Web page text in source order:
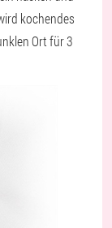
kochendes
Ort für 3